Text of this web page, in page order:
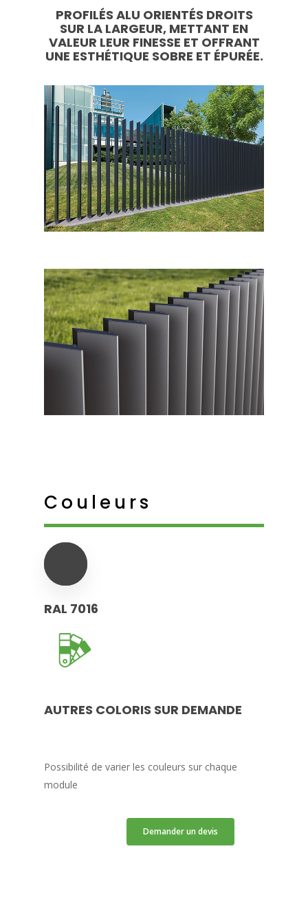
PROFILÉS ALU ORIENTÉS DROITS
SUR LA LARGEUR, METTANT EN
VALEUR LEUR FINESSE ET OFFRANT
UNE ESTHÉTIQUE SOBRE ET ÉPURÉE.
Couleurs
RAL 7016
AUTRES COLORIS SUR DEMANDE
Possibilité de varier les couleurs sur chaque
module
Demander un devis